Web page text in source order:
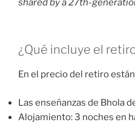
¿Qué incluye el
En el precio del retiro
Las enseñanzas de Bhola
Alojamiento: 3 noches en